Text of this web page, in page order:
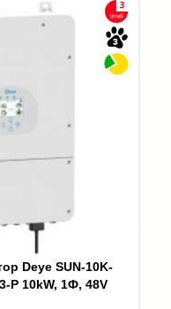
Deye SUN-10K-
P 10kW, 1Ф, 48V